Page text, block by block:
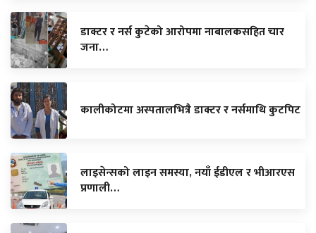
डाक्टर र नर्स कुटेको आरोपमा नाबालकसहित चार
जना…
कालीकोटमा अस्पतालभित्रै डाक्टर र नर्समाथि कुटपिट
लाइसेन्सको लाइन समस्या, नयाँ ईडीएल र भीआरएस
प्रणाली…